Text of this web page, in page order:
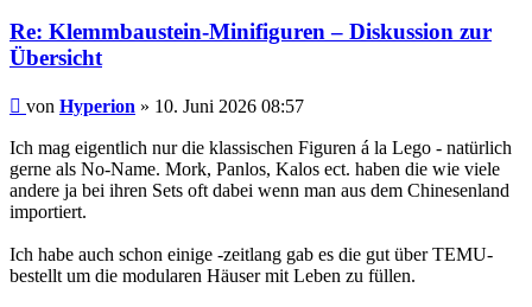
Re: Klemmbaustein-Minifiguren – Diskussion zur
Übersicht
Beitrag
von Hyperion » 10. Juni 2026 08:57
Ich mag eigentlich nur die klassischen Figuren á la Lego - natürlich
gerne als No-Name. Mork, Panlos, Kalos ect. haben die wie viele
andere ja bei ihren Sets oft dabei wenn man aus dem Chinesenland
importiert.
Ich habe auch schon einige -zeitlang gab es die gut über TEMU-
bestellt um die modularen Häuser mit Leben zu füllen.